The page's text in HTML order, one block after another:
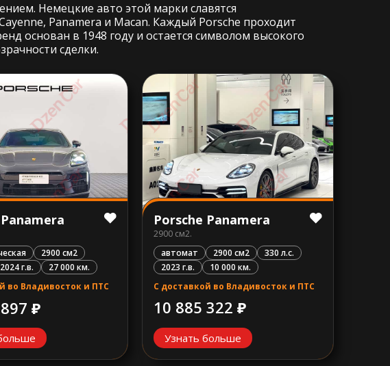
Немецкие авто этой марки славятся
Panamera и Macan. Каждый Porsche проходит
основан в 1948 году и остается символом высокого
сделки.
2900 см2
2024 г.в.
27 000 км.
во Владивосток и ПТС
₽
Porsche Panamera
2900 см2.
автомат
2900 см2
330 л.с.
2023 г.в.
10 000 км.
С доставкой во Владивосток и ПТС
10 885 322 ₽
Узнать больше